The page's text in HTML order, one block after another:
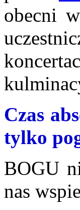
obecni
Czas
tylko
BOGU
nas